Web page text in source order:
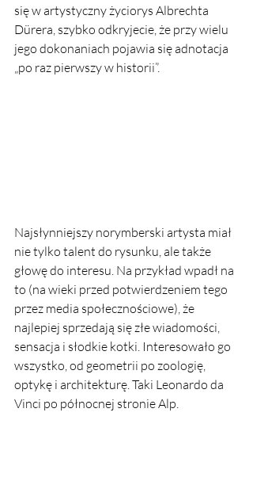
się w artystyczny życiorys Albrechta
Dürera, szybko odkryjecie, że przy wielu
jego dokonaniach pojawia się adnotacja
„po raz pierwszy w historii”.
Najsłynniejszy norymberski artysta miał
nie tylko talent do rysunku, ale także
głowę do interesu. Na przykład wpadł na
to (na wieki przed potwierdzeniem tego
przez media społecznościowe), że
najlepiej sprzedają się złe wiadomości,
sensacja i słodkie kotki. Interesowało go
wszystko, od geometrii po zoologię,
optykę i architekturę. Taki Leonardo da
Vinci po północnej stronie Alp.